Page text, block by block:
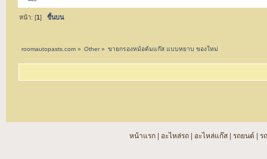
หน้า: [1 ] ขึ้นบน
roomautopasts.com» Other» ขายกรองหม้อต้มแก๊ส แบบหยาบ ของใหม่
หน้าแรก อะไหล่รถ อะไหล่แก๊ส รถยนต์ ร